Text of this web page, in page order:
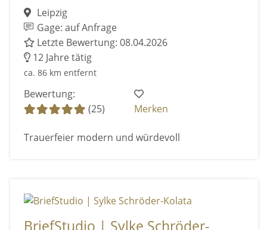
Leipzig
Gage: auf Anfrage
Letzte Bewertung: 08.04.2026
12 Jahre tätig
ca. 86 km entfernt
Bewertung:
(25)
Merken
Trauerfeier modern und würdevoll
BriefStudio | Sylke Schröder-